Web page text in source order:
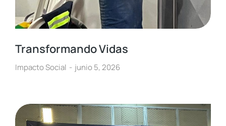
Transformando Vidas
Impacto Social junio 5, 2026